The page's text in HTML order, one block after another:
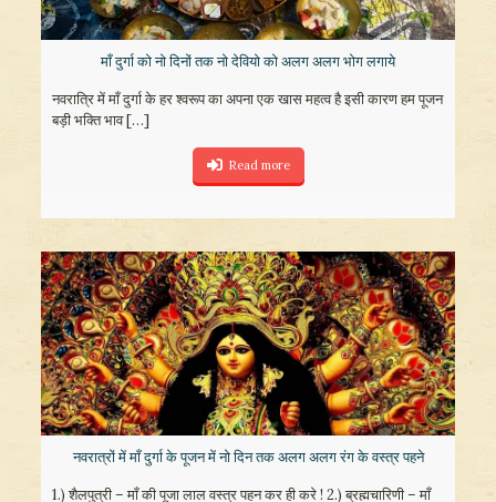
माँ दुर्गा को नो दिनों तक नो देवियो को अलग अलग भोग लगाये
नवरात्रि में माँ दुर्गा के हर श्वरूप का अपना एक खास महत्व है इसी कारण हम पूजन
बड़ी भक्ति भाव[…]
Read more
नवरात्रों में माँ दुर्गा के पूजन में नो दिन तक अलग अलग रंग के वस्त्र पहने
1.) शैलपुत्री – माँ की पूजा लाल वस्त्र पहन कर ही करे ! 2.) ब्रह्मचारिणी – माँ